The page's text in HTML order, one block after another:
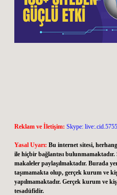
Reklam ve İletişim: Skype:
Yasal Uyarı: Bu internet sitesi,
ile hiçbir bağlantısı bulunmamaktadır.
makaleler paylaşılmaktadır. Burada
taşımamakta olup, gerçek kurum ve
yapılmamaktadır. Gerçek kurum ve
tesadüfidir.